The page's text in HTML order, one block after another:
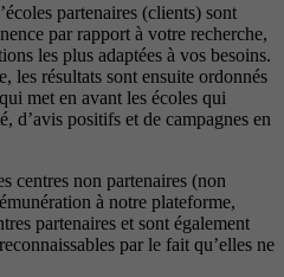
partenaires (clients) sont
par rapport à votre recherche,
les plus adaptées à vos besoins.
les résultats sont ensuite ordonnés
met en avant les écoles qui
d’avis positifs et de campagnes en
centres non partenaires (non
à notre plateforme,
partenaires et sont également
par le fait qu’elles ne